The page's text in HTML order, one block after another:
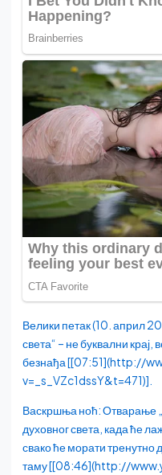
Велики петак (10. април
света“ – не буквални крај,
безнађа [[07:51](http://
v=_s_VZc1dssY&t=471)].
Васкршња ноћ: Отварање
духовног света, када ће
свако ће морати тренутно
таму [[08:46](http://